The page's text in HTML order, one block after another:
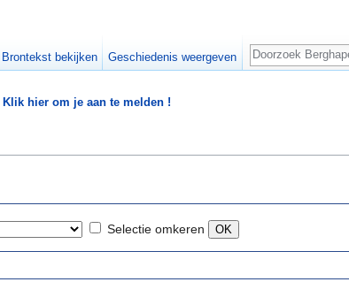
Klik hier om je aan te melden !
Selectie omkeren
Brontekst bekijken Geschiedenis weergeven
Zoeken